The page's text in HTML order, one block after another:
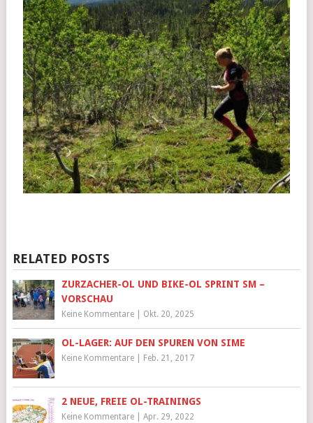
RELATED POSTS
ZURZACHER-OL UND BIKE-OL SPRINT SM –
VORSCHAU
Keine Kommentare| Okt. 20, 2025
OL-LAGER: AUF DEN SPUREN VON SIME
Keine Kommentare| Feb. 21, 2017
2 NEUE, FREIE OL-TRAININGS
Keine Kommentare| Apr. 29, 2022